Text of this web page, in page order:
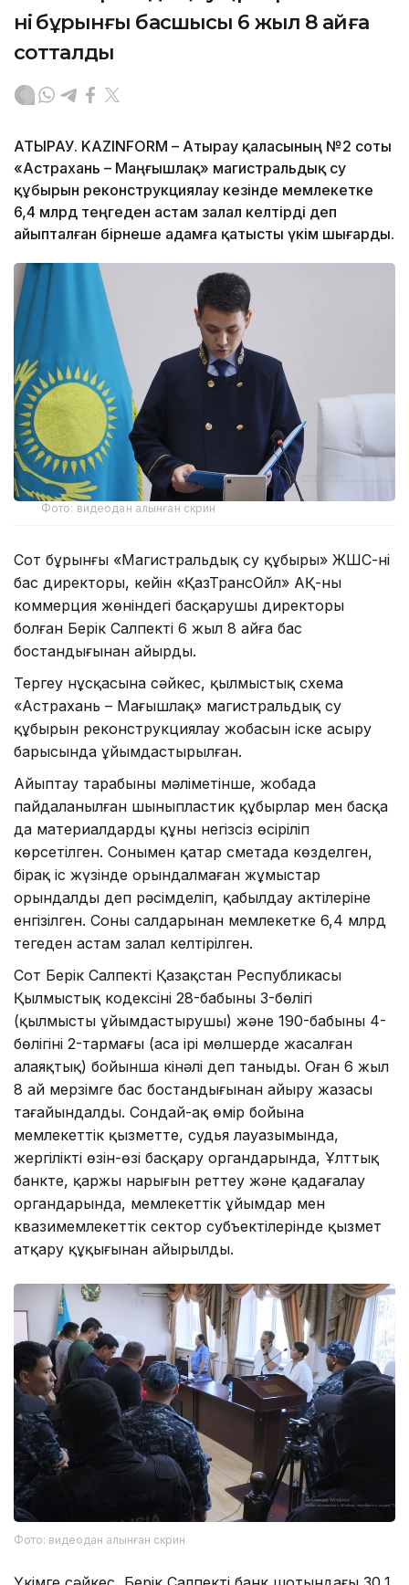
нің бұрынғы басшысы 6 жыл 8 айға
сотталды
АТЫРАУ. KAZINFORM – Атырау қаласының №2 соты
«Астрахань – Маңғышлақ» магистральдық су
құбырын реконструкциялау кезінде мемлекетке
6,4 млрд теңгеден астам залал келтірді деп
айыпталған бірнеше адамға қатысты үкім шығарды.
Фото: видеодан алынған скрин
Сот бұрынғы «Магистральдық су құбыры» ЖШС-нің
бас директоры, кейін «ҚазТрансОйл» АҚ-ның
коммерция жөніндегі басқарушы директоры
болған Берік Салпекті 6 жыл 8 айға бас
бостандығынан айырды.
Тергеу нұсқасына сәйкес, қылмыстық схема
«Астрахань – Маңғышлақ» магистральдық су
құбырын реконструкциялау жобасын іске асыру
барысында ұйымдастырылған.
Айыптау тарабының мәліметінше, жобада
пайдаланылған шыныпластик құбырлар мен басқа
да материалдардың құны негізсіз өсіріліп
көрсетілген. Сонымен қатар сметада көзделген,
бірақ іс жүзінде орындалмаған жұмыстар
орындалды деп рәсімделіп, қабылдау актілеріне
енгізілген. Соның салдарынан мемлекетке 6,4 млрд
теңгеден астам залал келтірілген.
Сот Берік Салпекті Қазақстан Республикасы
Қылмыстық кодексінің 28-бабының 3-бөлігі
(қылмысты ұйымдастырушы) және 190-бабының 4-
бөлігінің 2-тармағы (аса ірі мөлшерде жасалған
алаяқтық) бойынша кінәлі деп таныды. Оған 6 жыл
8 ай мерзімге бас бостандығынан айыру жазасы
тағайындалды. Сондай-ақ өмір бойына
мемлекеттік қызметте, судья лауазымында,
жергілікті өзін-өзі басқару органдарында, Ұлттық
банкте, қаржы нарығын реттеу және қадағалау
органдарында, мемлекеттік ұйымдар мен
квазимемлекеттік сектор субъектілерінде қызмет
атқару құқығынан айырылды.
Фото: видеодан алынған скрин